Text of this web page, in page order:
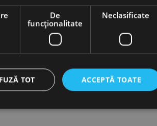
De
funcţionalitate
Neclasificate
ACCEPTĂ TOATE
TOT